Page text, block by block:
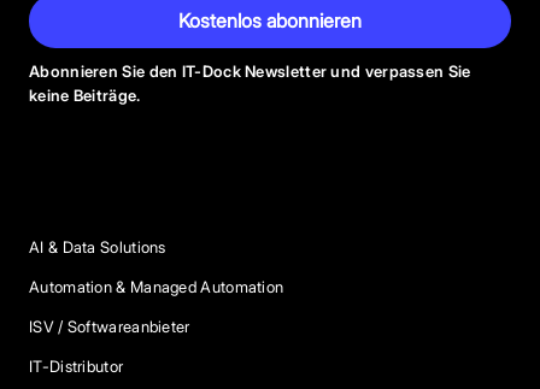
Kostenlos abonnieren
Abonnieren Sie den IT-Dock Newsletter und verpassen Sie
keine Beiträge.
AI & Data Solutions
Automation & Managed Automation
ISV / Softwareanbieter
IT-Distributor